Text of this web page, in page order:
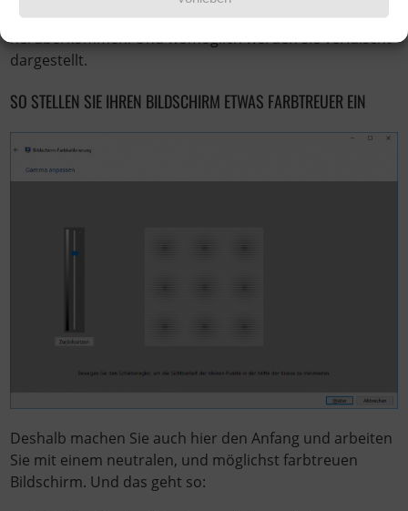
das Ihre tollen Fotomotive auf jedem Bildschirm anders
herüberkommen. Und womöglich werden sie verfälscht
dargestellt.
SO STELLEN SIE IHREN BILDSCHIRM ETWAS FARBTREUER EIN
Deshalb machen Sie auch hier den Anfang und arbeiten
Sie mit einem neutralen, und möglichst farbtreuen
Bildschirm. Und das geht so: